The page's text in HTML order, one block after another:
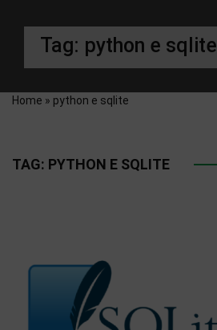
Tag: python e sqlite
Home » python e sqlite
TAG: PYTHON E SQLITE